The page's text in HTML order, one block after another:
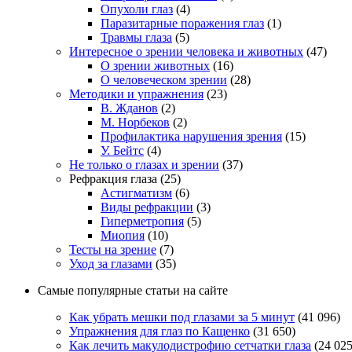
Опухоли глаз (4)
Паразитарные поражения глаз (1)
Травмы глаза (5)
Интересное о зрении человека и животных (47)
О зрении животных (16)
О человеческом зрении (28)
Методики и упражнения (23)
В. Жданов (2)
М. Норбеков (2)
Профилактика нарушения зрения (15)
У. Бейтс (4)
Не только о глазах и зрении (37)
Рефракция глаза (25)
Астигматизм (6)
Виды рефракции (3)
Гиперметропия (5)
Миопия (10)
Тесты на зрение (7)
Уход за глазами (35)
Самые популярные статьи на сайте
Как убрать мешки под глазами за 5 минут (41 096)
Упражнения для глаз по Кащенко (31 650)
Как лечить макулодистрофию сетчатки глаза (24